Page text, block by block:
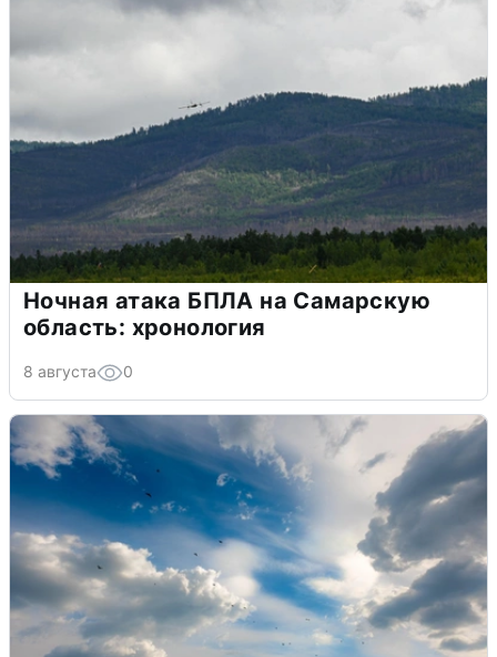
Ночная атака БПЛА на Самарскую
область: хронология
8 августа 0